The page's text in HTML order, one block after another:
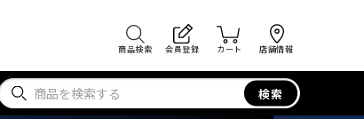
商品検索 会員登録 カート 店舗情報
検索